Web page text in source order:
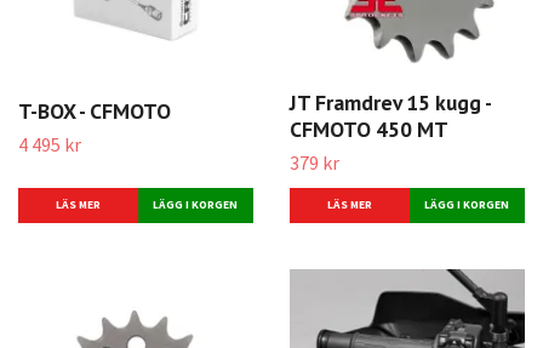
T-BOX - CFMOTO
4 495 kr
LÄS MER
JT Framdrev 15 kugg -
CFMOTO 450 MT
379 kr
LÄS MER